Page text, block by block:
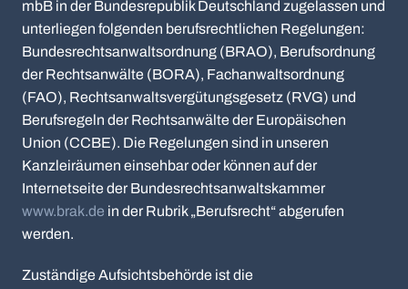
mbB in der Bundesrepublik Deutschland zugelassen und
unterliegen folgenden berufsrechtlichen Regelungen:
Bundesrechtsanwaltsordnung (BRAO), Berufsordnung
der Rechtsanwälte (BORA), Fachanwaltsordnung
(FAO), Rechtsanwaltsvergütungsgesetz (RVG) und
Berufsregeln der Rechtsanwälte der Europäischen
Union (CCBE). Die Regelungen sind in unseren
Kanzleiräumen einsehbar oder können auf der
Internetseite der Bundesrechtsanwaltskammer
www.brak.de in der Rubrik „Berufsrecht“ abgerufen
werden.
Zuständige Aufsichtsbehörde ist die